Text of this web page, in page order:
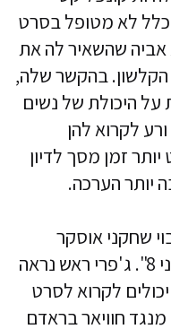
לא מטופל בסרט
אביה שהשאיר לה את
בהקשר שלה,
היכולת של נשים
לקרוא להן
זמן מסך לדיון
יותר הערכה.
שחקני אוסקר
הסרט נופל ביחס ל"מהיר ועצבני 8". ג'פרי ראש נראה
לקרוא לסרט
חוויאר בראדם